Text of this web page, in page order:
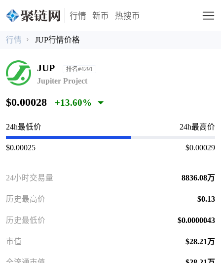
行情 新币 热搜币
行情 JUP行情价格
JUP 排名#4291
Jupiter Project
$0.00028 +13.60%
24h最低价 24h最高价
$0.00025 $0.00029
24小时交易量 8836.08万
历史最高价 $0.13
历史最低价 $0.0000043
市值 $28.21万